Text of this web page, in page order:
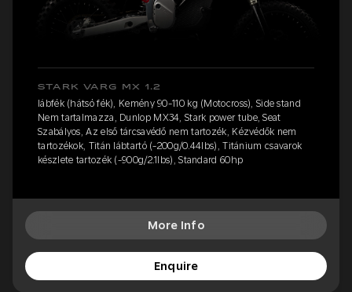
STARK VARG MX 1.2
lábfék (hátsó fék), Kemény 90-110 kg (Motocross), Side stand
Nem tartalmazza, Dunlop MX34, Stark power tube, Seat
Szabályos, Az első tárcsavédő nem tartozék, Kézvédők nem
tartozékok, Titán lábtartó (-200g/0.44lbs), Titánium csavarok
készlete tartozék (-900g/2.1lbs), Standard 60hp
More Info
Enquire